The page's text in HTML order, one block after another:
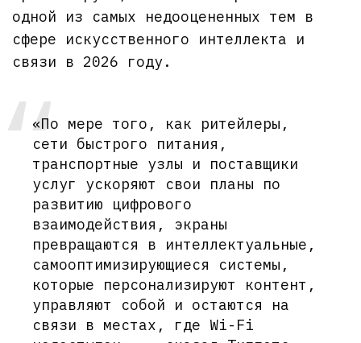
одной из самых недооцененных тем в
сфере искусственного интеллекта и
связи в 2026 году.
«По мере того, как ритейлеры,
сети быстрого питания,
транспортные узлы и поставщики
услуг ускоряют свои планы по
развитию цифрового
взаимодействия, экраны
превращаются в интеллектуальные,
самооптимизирующиеся системы,
которые персонализируют контент,
управляют собой и остаются на
связи в местах, где Wi-Fi